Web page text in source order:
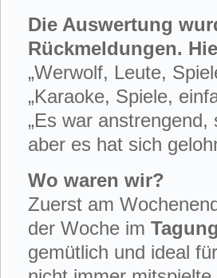
Die Auswertung
Rückmeldungen.
„Werwolf, Leute,
„Karaoke, Spiele,
„Es war
aber es hat sich
Wo waren wir?
Zuerst am
der Woche im
gemütlich und ideal